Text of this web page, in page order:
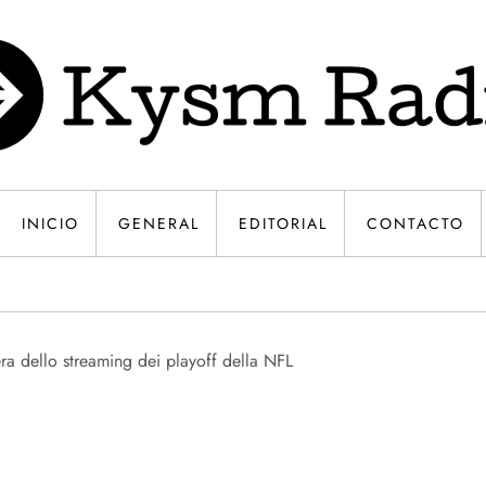
INICIO GENERAL EDITORIAL CONTACTO